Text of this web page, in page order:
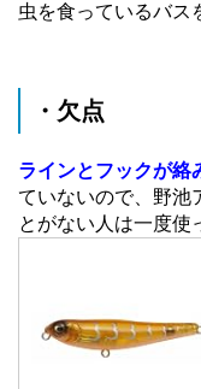
虫を食っているバス
・欠点
ラインとフックが絡
ていないので、野池
とがない人は一度使